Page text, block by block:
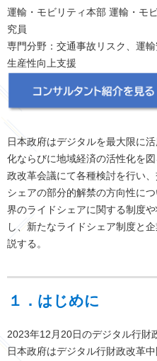
運輸・モビリティ本部 運輸・モ
究員
専門分野：交通事故リスク、運
生産性向上支援
日本政府はデジタルを最大限に
化ならびに地域経済の活性化を
政改革会議にて各種検討を行い
シェアの部分的解禁の方向性に
界のライドシェアに関する制度
し、新たなライドシェア制度と
説する。
１． はじめに
2023年12月20日のデジタル行財
日本政府はデジタル行財政改革